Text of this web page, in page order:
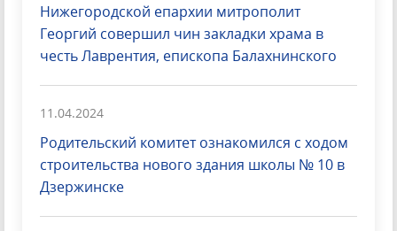
Нижегородской епархии митрополит
Георгий совершил чин закладки храма в
честь Лаврентия, епископа Балахнинского
11.04.2024
Родительский комитет ознакомился с ходом
строительства нового здания школы № 10 в
Дзержинске